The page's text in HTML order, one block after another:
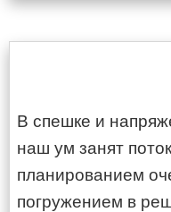
В спешке и
наш ум занят
планированием
погружением в